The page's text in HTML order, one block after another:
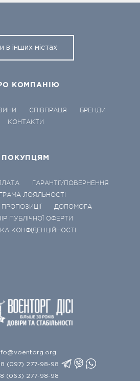
в інших містах
КОМПАНІЮ
СПІВПРАЦЯ
БРЕНДИ
КОНТАКТИ
ПОКУПЦЯМ
ГАРАНТІЇ/ПОВЕРНЕННЯ
ЛОЯЛЬНОСТІ
ДОПОМОГА
ПУБЛІЧНОЇ ОФЕРТИ
КОНФІДЕНЦІЙНОСТІ
(097) 277-98-98
(063) 277-98-98